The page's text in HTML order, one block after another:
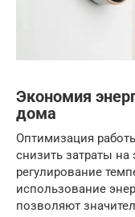
Экономия
дома
Оптимизация
снизить затраты
регулирование
использование
позволяют